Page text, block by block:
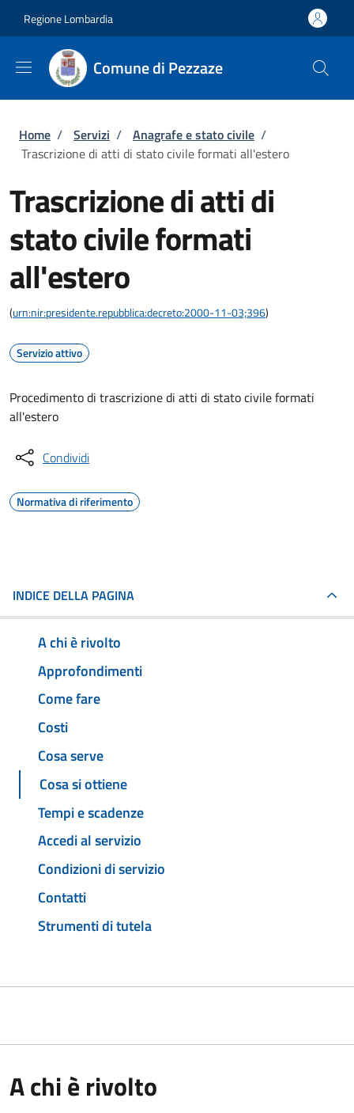
Regione Lombardia
Comune di Pezzaze
Briciole di pane
Home / Servizi / Anagrafe e stato civile /
Trascrizione di atti di stato civile formati all'estero
Trascrizione di atti di
stato civile formati
all'estero
(urn:nir:presidente.repubblica:decreto:2000-11-03;396)
Servizio attivo
Procedimento di trascrizione di atti di stato civile formati
all'estero
Condividi
Normativa di riferimento
INDICE DELLA PAGINA
A chi è rivolto
Approfondimenti
Come fare
Costi
Cosa serve
Cosa si ottiene
Tempi e scadenze
Accedi al servizio
Condizioni di servizio
Contatti
Strumenti di tutela
A chi è rivolto